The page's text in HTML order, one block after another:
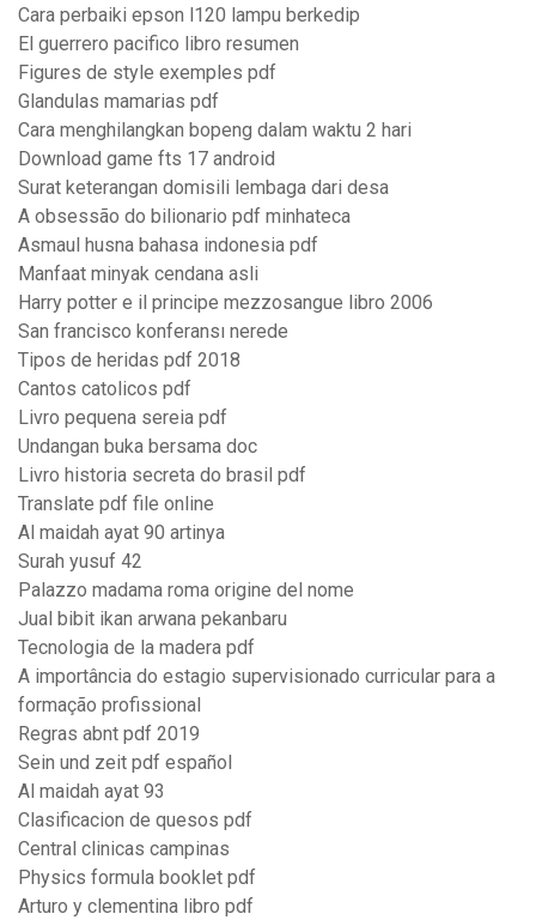
Cara perbaiki epson l120 lampu berkedip
El guerrero pacifico libro resumen
Figures de style exemples pdf
Glandulas mamarias pdf
Cara menghilangkan bopeng dalam waktu 2 hari
Download game fts 17 android
Surat keterangan domisili lembaga dari desa
A obsessão do bilionario pdf minhateca
Asmaul husna bahasa indonesia pdf
Manfaat minyak cendana asli
Harry potter e il principe mezzosangue libro 2006
San francisco konferansı nerede
Tipos de heridas pdf 2018
Cantos catolicos pdf
Livro pequena sereia pdf
Undangan buka bersama doc
Livro historia secreta do brasil pdf
Translate pdf file online
Al maidah ayat 90 artinya
Surah yusuf 42
Palazzo madama roma origine del nome
Jual bibit ikan arwana pekanbaru
Tecnologia de la madera pdf
A importância do estagio supervisionado curricular para a
formação profissional
Regras abnt pdf 2019
Sein und zeit pdf español
Al maidah ayat 93
Clasificacion de quesos pdf
Central clinicas campinas
Physics formula booklet pdf
Arturo y clementina libro pdf